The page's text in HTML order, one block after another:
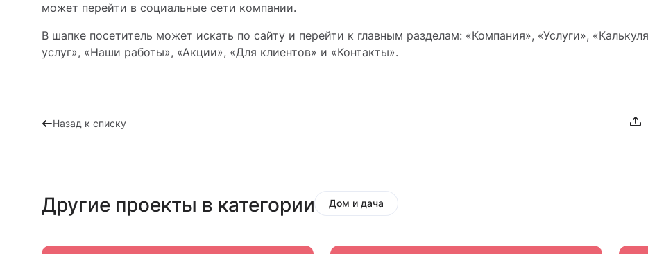
может перейти в социальные сети компании.
В шапке посетитель может искать по сайту и перейти к главным разделам: «Компания», «Услуги»,
услуг», «Наши работы», «Акции», «Для клиентов» и «Контакты».
Назад к списку
Другие проекты в категории Дом и дача